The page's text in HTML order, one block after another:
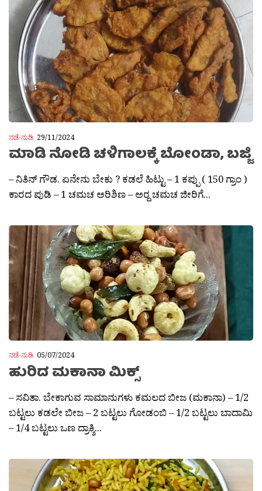
ನಡೆ-ನುಡಿ 29/11/2024
ಮಾಡಿ ನೋಡಿ ಚಳಿಗಾಲಕ್ಕೆ ಬೋಂಡಾ, ಬಜ್ಜಿ
– ನಿತಿನ್ ಗೌಡ. ಏನೇನು ಬೇಕು ? ಕಡಲೆ ಹಿಟ್ಟು – 1 ಕಪ್ಪು ( 150 ಗ್ರಾಂ )
ಕಾರದ ಪುಡಿ – 1 ಚಮಚ ಅರಿಶಿಣ – ಅರ್‍ದ ಚಮಚ ಜೀರಿಗೆ...
ನಡೆ-ನುಡಿ 05/07/2024
ಹುರಿದ ಮಕಾನಾ ಮಿಕ್ಸ್
– ಸವಿತಾ. ಬೇಕಾಗುವ ಸಾಮಾನುಗಳು ಕಮಲದ ಬೀಜ (ಮಕಾನಾ) – 1/2
ಬಟ್ಟಲು ಕಡಲೇ ಬೀಜ – 2 ಬಟ್ಟಲು ಗೋಡಂಬಿ – 1/2 ಬಟ್ಟಲು ಬಾದಾಮಿ
– 1/4 ಬಟ್ಟಲು ಒಣ ದ್ರಾಕ್ಶಿ...